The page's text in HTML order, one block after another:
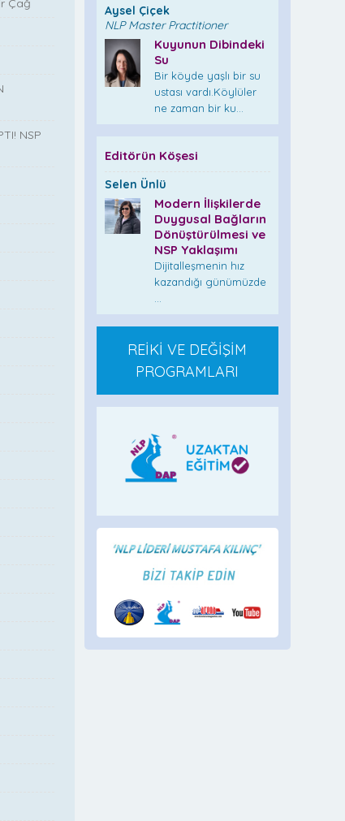
Çağ
NSP
Aysel Çiçek
NLP Master Practitioner
Kuyunun Dibindeki
Su
Bir köyde yaşlı bir su
ustası vardı.Köylüler
ne zaman bir ku...
Editörün Köşesi
Selen Ünlü
Modern İlişkilerde
Duygusal Bağların
Dönüştürülmesi ve
NSP Yaklaşımı
Dijitalleşmenin hız
kazandığı günümüzde
...
REİKİ VE DEĞİŞİM
PROGRAMLARI